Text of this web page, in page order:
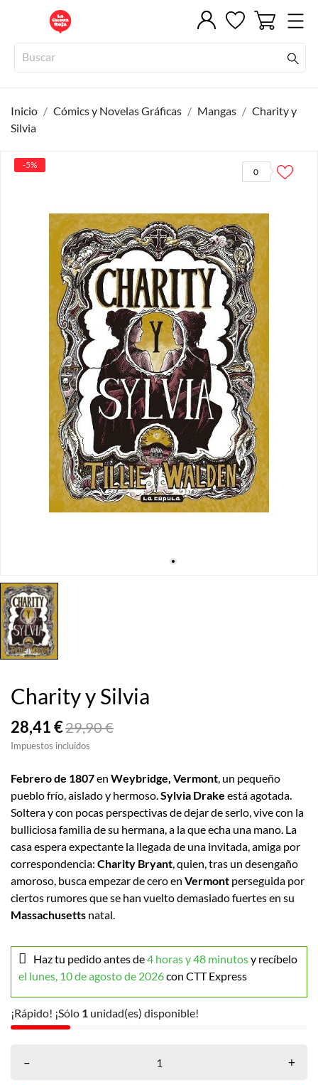
Inicio Cómics y Novelas Gráficas Mangas
Charity y
Silvia
0
-5%
Charity y Silvia
28,41 €29,90 €
Impuestos incluidos
Febrero de 1807en Weybridge, Vermont, un pequeño
pueblo frío, aislado y hermoso.Sylvia Drake está agotada.
Soltera y con pocas perspectivas de dejar de serlo, vive con la
bulliciosa familia de su hermana, a la que echa una mano. La
casa espera expectante la llegada de una invitada, amiga por
correspondencia: Charity Bryant, quien, tras un desengaño
amoroso, busca empezar de cero en Vermont perseguida por
ciertos rumores que se han vuelto demasiado fuertes en su
Massachusetts natal.
Haz tu pedido antes de4 horas y 48 minutosy recíbelo
el lunes, 10 de agosto de 2026con CTT Express
¡Rápido! ¡Sólo 1 unidad(es) disponible!
– +